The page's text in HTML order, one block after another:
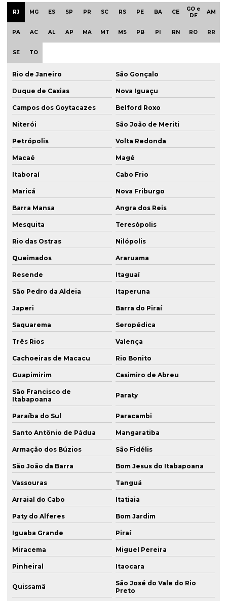
RJ MG ES SP PR SC RS PE BA CE
GO e
DF
AM
PA AC AL AP MA MT MS PB PI RN RO RR
SE TO
Rio de Janeiro São Gonçalo
Duque de Caxias Nova Iguaçu
Campos dos Goytacazes Belford Roxo
Niterói São João de Meriti
Petrópolis Volta Redonda
Macaé Magé
Itaboraí Cabo Frio
Maricá Nova Friburgo
Barra Mansa Angra dos Reis
Mesquita Teresópolis
Rio das Ostras Nilópolis
Queimados Araruama
Resende Itaguaí
São Pedro da Aldeia Itaperuna
Japeri Barra do Piraí
Saquarema Seropédica
Três Rios Valença
Cachoeiras de Macacu Rio Bonito
Guapimirim Casimiro de Abreu
São Francisco de
Itabapoana
Paraty
Paraíba do Sul Paracambi
Santo Antônio de Pádua Mangaratiba
Armação dos Búzios São Fidélis
São João da Barra Bom Jesus do Itabapoana
Vassouras Tanguá
Arraial do Cabo Itatiaia
Paty do Alferes Bom Jardim
Iguaba Grande Piraí
Miracema Miguel Pereira
Pinheiral Itaocara
Quissamã
São José do Vale do Rio
Preto